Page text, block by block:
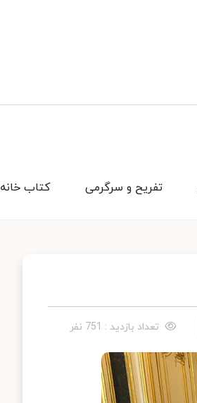
کتاب خانه تفریح و سرگرمی
تعداد بازدید : 751 نفر